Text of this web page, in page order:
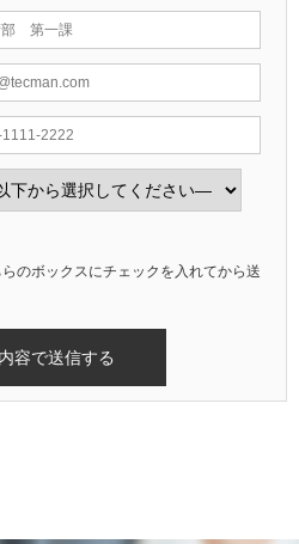
のボックスにチェックを入れてから送